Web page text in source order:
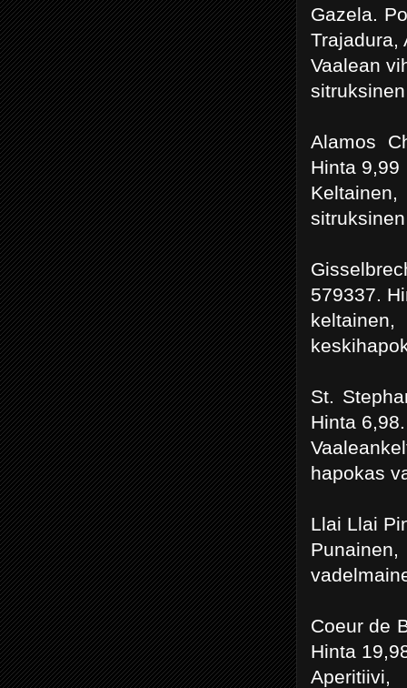
Gazela.
Trajadura,
Vaalean
Alamos
Hinta 9,99
579337.
keltainen,
St.
Hinta
hapokas
Llai Llai
Coeur de
Hinta